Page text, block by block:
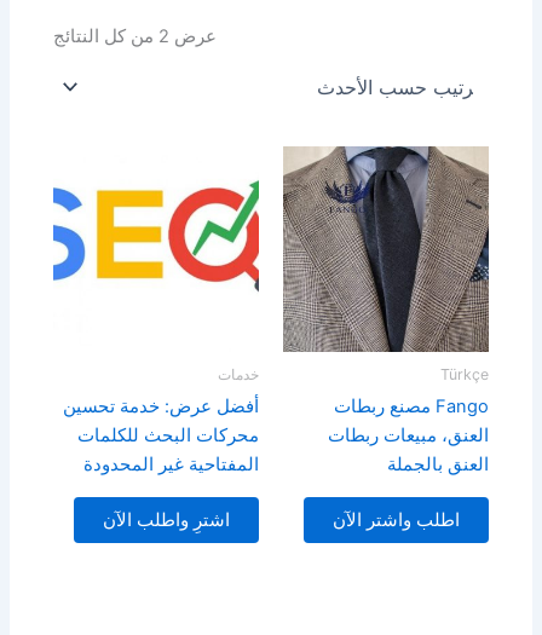
عرض ⁦2⁩ من كل النتائج تم
Türkçe
Fango مصنع ربطات
العنق، مبيعات ربطات
العنق بالجملة
اطلب واشتر الآن
خدمات
أفضل عرض: خدمة تحسين
محركات البحث للكلمات
المفتاحية غير المحدودة
اشترِ واطلب الآن